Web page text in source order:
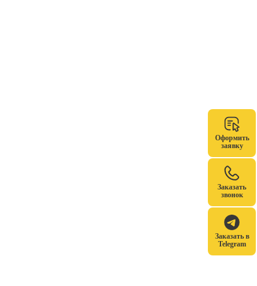
Оформить
заявку
Заказать
звонок
Заказать в
Telegram